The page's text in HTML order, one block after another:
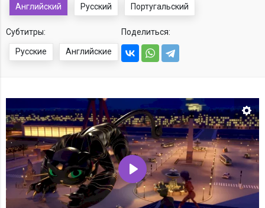
Английский Русский Португальский
Субтитры:
Русские Английские
Поделиться:
Воспроизвести